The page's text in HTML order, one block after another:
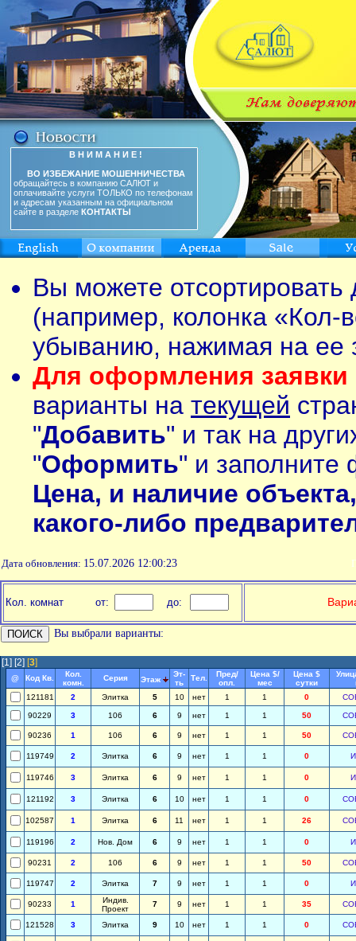
В Н И М А Н И Е !
ВО ИЗБЕЖАНИЕ МОШЕННИЧЕСТВА
обращайтесь в компанию САЛЮТ и
оплачивайте услуги ТОЛЬКО по телефонам
и адресам указанным на официальном
сайте в разделе КОНТАКТЫ
Вы можете
(например, колонка «Кол-
убыванию, нажимая на ее
Для оформления заявки
варианты на текущей
"Добавить" и так на
"Оформить" и заполните
Цена, и наличие
какого-либо
Дата обновления: 15.07.2026 12:00:23
Кол. комнат от: до:
Вы выбрали варианты:
[1] [2] [3]
@ Код Кв.
Кол.
комн.
Серия Этаж
Эт-
ть
Тел.
Пред/
опл.
Цена $/
мес
Цена $
сутки
121181
2 Элитка 5 10 нет 1 1 0
90229 3 106 6 9 нет 1 1 50
90236 1 106 6 9 нет 1 1 50
119749 2 Элитка 6 9 нет 1 1 0
119746 3 Элитка 6 9 нет 1 1 0
121192 3 Элитка 6 10 нет 1 1 0
102587 1 Элитка 6 11 нет 1 1 26
119196 2 Нов. Дом 6 9 нет 1 1 0
90231 2 106 6 9 нет 1 1 50
119747 2 Элитка 7 9 нет 1 1 0
90233 1
Индив.
Проект
7 9 нет 1 1 35
121528 3 Элитка 9 10 нет 1 1 0